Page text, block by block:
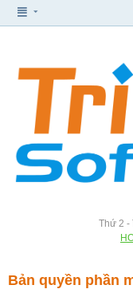
Thứ 2 -
Bản quyền phần